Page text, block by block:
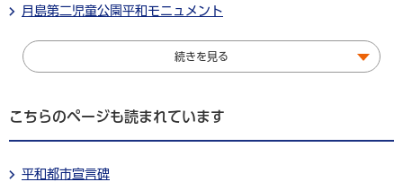
月島第二児童公園平和モニュメント
続きを見る
こちらのページも読まれています
平和都市宣言碑